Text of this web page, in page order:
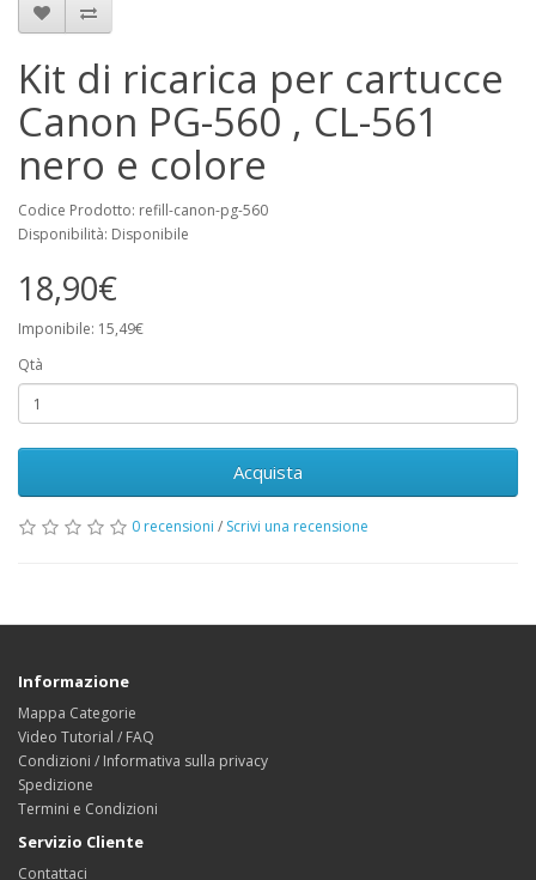
Kit di ricarica per cartucce
Canon PG-560 , CL-561
nero e colore
Codice Prodotto: refill-canon-pg-560
Disponibilità: Disponibile
18,90€
Imponibile: 15,49€
Qtà
Acquista
0 recensioni / Scrivi una recensione
Informazione
Mappa Categorie
Video Tutorial / FAQ
Condizioni / Informativa sulla privacy
Spedizione
Termini e Condizioni
Servizio Cliente
Contattaci